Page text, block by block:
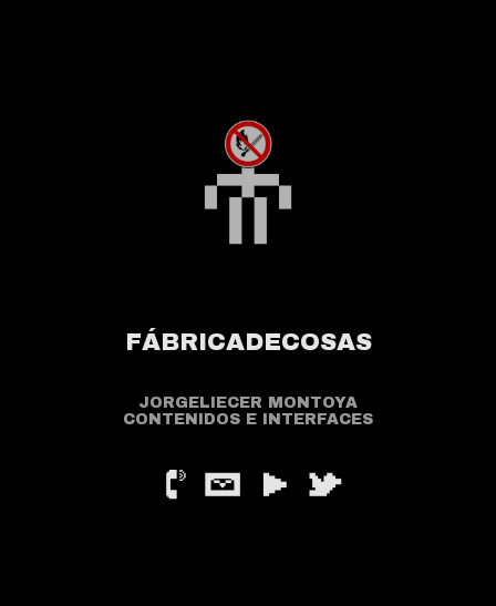
FÁBRICADECOSAS
JORGELIECER MONTOYA
CONTENIDOS E INTERFACES